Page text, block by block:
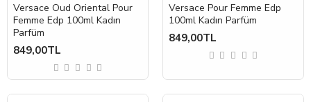
Versace Oud Oriental Pour
Femme Edp 100ml Kadın
Parfüm
849,00TL
Versace Pour Femme Edp
100ml Kadın Parfüm
849,00TL